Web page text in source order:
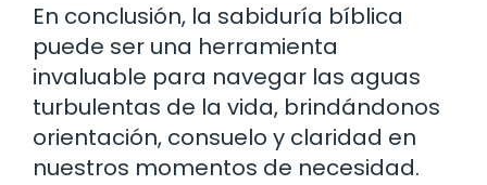
En conclusión, la sabiduría bíblica
puede ser una herramienta
invaluable para navegar las aguas
turbulentas de la vida, brindándonos
orientación, consuelo y claridad en
nuestros momentos de necesidad.